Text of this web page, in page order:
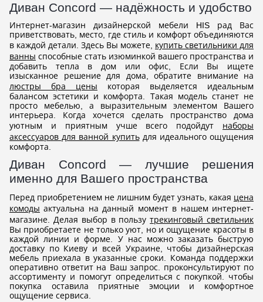
Диван Concord — надёжность и удобство
Интернет-магазин дизайнерской мебели HIS рад Вас
приветствовать, место, где стиль и комфорт объединяются
в каждой детали. Здесь Вы можете, купить светильники для
ванны способные стать изюминкой вашего пространства и
добавить тепла в дом или офис, Если Вы ищете
изысканное решение для дома, обратите внимание на
люстры бра цены которая выделяется идеальным
балансом эстетики и комфорта. Такая модель станет не
просто мебелью, а выразительным элементом Вашего
интерьера. Когда хочется сделать пространство дома
уютным и приятным учше всего подойдут наборы
аксессуаров для ванной купитьдля идеального ощущения
комфорта.
Диван Concord — лучшие решения
именно для Вашего пространства
Перед приобретением не лишним будет узнать, какая цена
комоды актуальна на данный момент в нашем интернет-
магазине. Делая выбор в пользутрекинговый светильник
Вы приобретаете не только уют, но и ощущение красоты в
каждой линии и форме. У нас можно заказать быструю
доставку по Киеву и всей Украине, чтобы дизайнерская
мебель приехала в указанные сроки. Команда поддержки
оперативно ответит на Ваш запрос. проконсультируют по
ассортименту и помогут определиться с покупкой. чтобы
покупка оставила приятные эмоции и комфортное
ощущение сервиса.